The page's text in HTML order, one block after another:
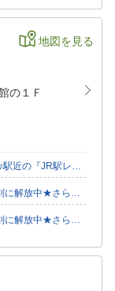
地図を見る
の１Ｆ
駅レンタカー』☆
近の『JR駅レンタカー』☆
近の『JR駅レンタカー』☆